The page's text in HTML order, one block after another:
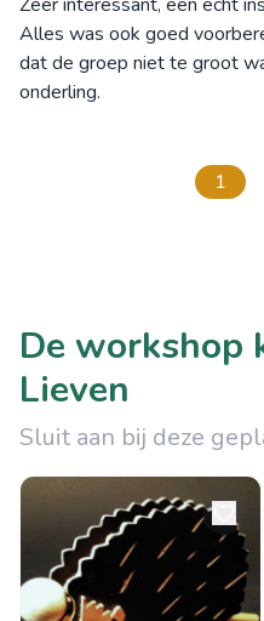
Alles was ook goed
dat de groep niet te groot
onderling.
1
De workshop
Lieven
Sluit aan bij deze